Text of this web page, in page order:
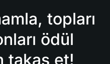
topları
ödül
takas et!